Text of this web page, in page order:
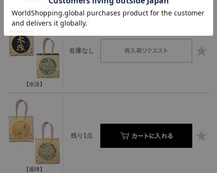
【水泳】
在庫なし
【籠球】
残り1点